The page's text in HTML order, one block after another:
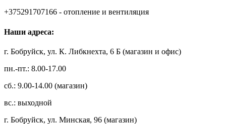
+375291707166 - отопление и вентиляция
Наши адреса:
г. Бобруйск, ул. К. Либкнехта, 6 Б (магазин и офис)
пн.-пт.: 8.00-17.00
сб.: 9.00-14.00 (магазин)
вс.: выходной
г. Бобруйск, ул. Минская, 96 (магазин)